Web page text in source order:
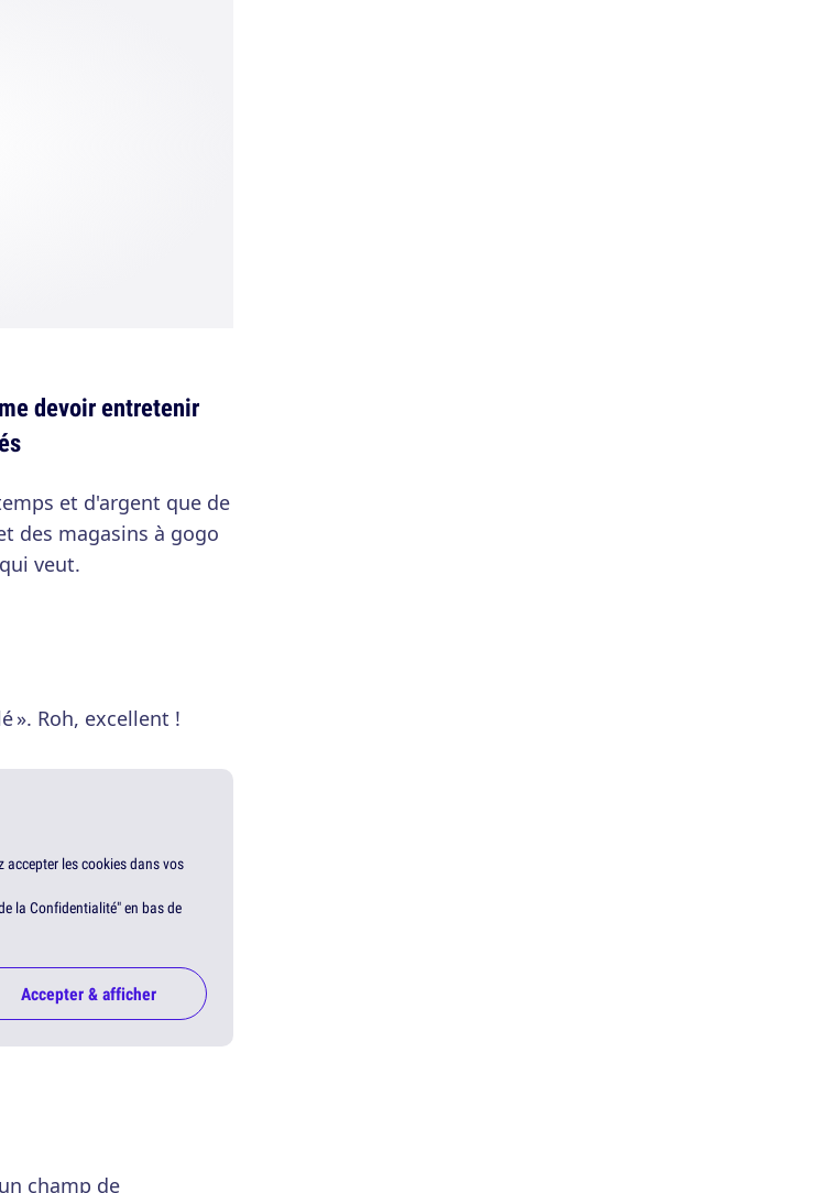
devoir entretenir
et d'argent que de
des magasins à gogo
veut.
». Roh, excellent !
accepter les cookies dans vos
la Confidentialité" en bas de
Accepter & afficher
champ de